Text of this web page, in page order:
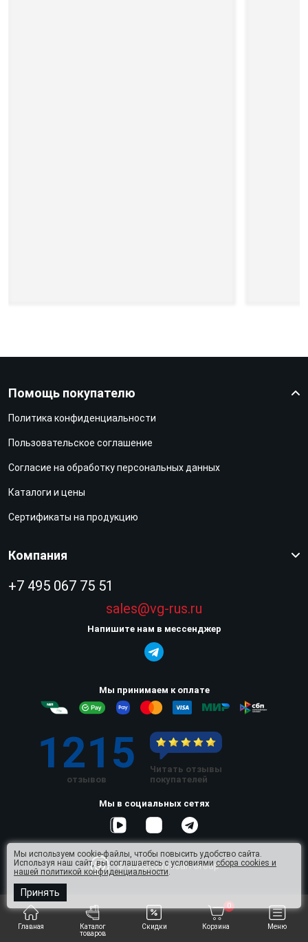
Главная
Каталог
товаров
Скидки Корзина
0
Меню
Помощь покупателю
Политика конфиденциальности
Пользовательское соглашение
Согласие на обработку персональных данных
Каталоги и цены
Сертификаты на продукцию
Компания
+7 495 067 75 51
sales@vg-rus.ru
Напишите нам в мессенджер
Мы принимаем к оплате
1215
отзывов
Читать отзывы
покупателей
Мы в социальных сетях
© 2026 Omnisan Group
Мы используем cookie-файлы, чтобы повысить удобство сайта.
Используя наш сайт, вы соглашаетесь с условиямисбора cookies и
нашей политикой конфиденциальности.
Принять